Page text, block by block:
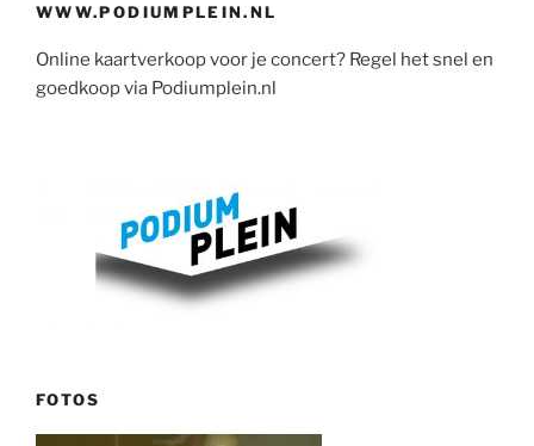
WWW.PODIUMPLEIN.NL
Online kaartverkoop voor je concert? Regel het snel en
goedkoop via Podiumplein.nl
FOTOS